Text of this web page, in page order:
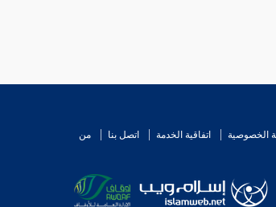
الخصوصية اتفاقية الخدمة اتصل بنا
من